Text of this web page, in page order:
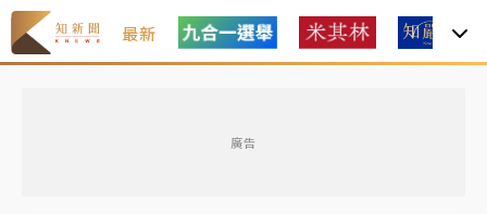
最新
廣告